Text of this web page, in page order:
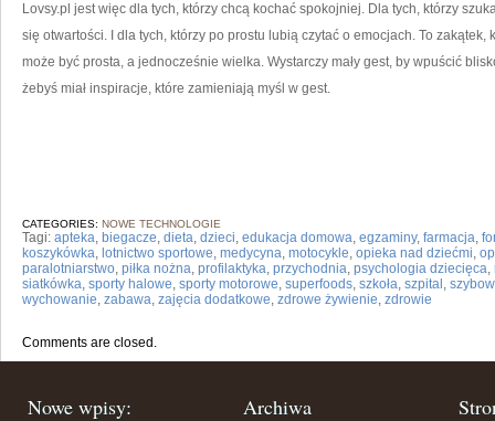
Lovsy.pl jest więc dla tych, którzy chcą kochać spokojniej. Dla tych, którzy
się otwartości. I dla tych, którzy po prostu lubią czytać o emocjach. To zakątek,
może być prosta, a jednocześnie wielka. Wystarczy mały gest, by wpuścić
żebyś miał inspiracje, które zamieniają myśl w gest.
CATEGORIES: NOWE TECHNOLOGIE
Tagi: apteka, biegacze, dieta, dzieci, edukacja domowa, egzaminy, farmacja,
koszykówka, lotnictwo sportowe, medycyna, motocykle, opieka nad dziećmi,
paralotniarstwo, piłka nożna, profilaktyka, przychodnia, psychologia dziecięca,
siatkówka, sporty halowe, sporty motorowe, superfoods, szkoła, szpital ,
wychowanie, zabawa, zajęcia dodatkowe, zdrowe żywienie, zdrowie
Comments are closed.
Nowe wpisy: Archiwa